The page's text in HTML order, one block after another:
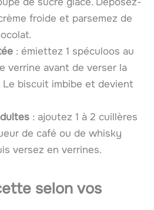
froide et parsemez de
: émiettez 1 spéculoos au
verrine avant de verser la
Le biscuit imbibe et devient
: ajoutez 1 à 2 cuillères
de café ou de whisky
versez en verrines.
selon vos